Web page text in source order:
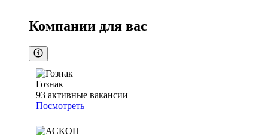
Компании для вас
Гознак
93 активные вакансии
Посмотреть